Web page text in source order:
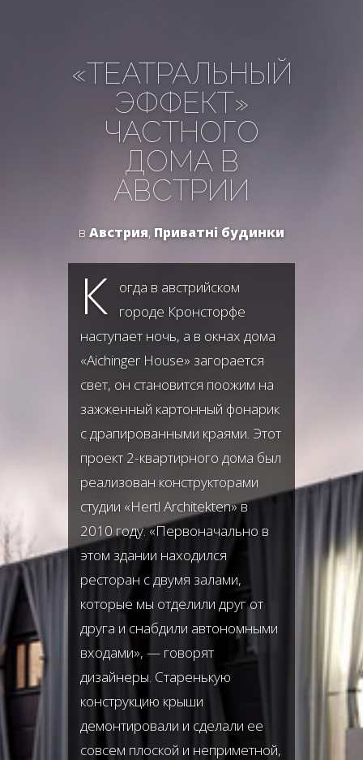
«ТЕАТРАЛЬНЫЙ
ЭФФЕКТ»
ЧАСТНОГО
ДОМА В
АВСТРИИ
в Австрия,Приватні будинки
К
огда в австрийском
городе Кронсторфе
наступает ночь, а в окнах дома
«Aichinger House» загорается
свет, он становится поожим на
зажженный картонный фонарик
с драпированными краями. Этот
проект 2-квартирного дома был
реализован конструкторами
студии «Hertl Architekten» в
2010 году. «Первоначально в
этом здании находился
ресторан с двумя залами,
которые мы отделили друг от
друга и снабдили автономными
входами», — говорят
дизайнеры. Старенькую
конструкцию крыши
демонтировали и сделали ее
совсем плоской и неприметной,